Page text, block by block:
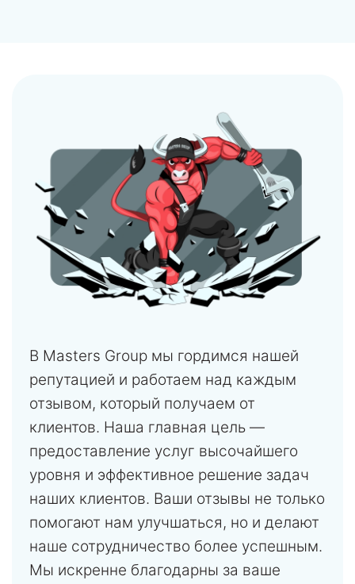
В Masters Group мы гордимся нашей
репутацией и работаем над каждым
отзывом, который получаем от
клиентов. Наша главная цель —
предоставление услуг высочайшего
уровня и эффективное решение задач
наших клиентов. Ваши отзывы не только
помогают нам улучшаться, но и делают
наше сотрудничество более успешным.
Мы искренне благодарны за ваше